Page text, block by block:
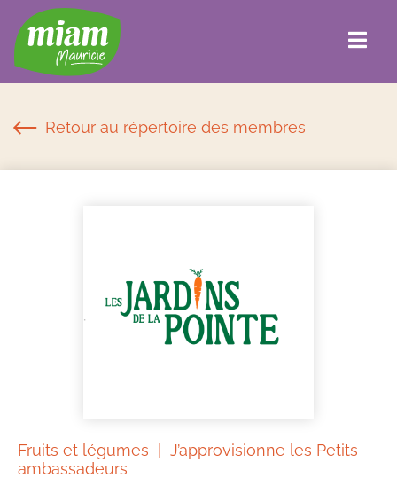
Retour au répertoire des membres
Fruits et légumes
J’approvisionne les Petits
ambassadeurs